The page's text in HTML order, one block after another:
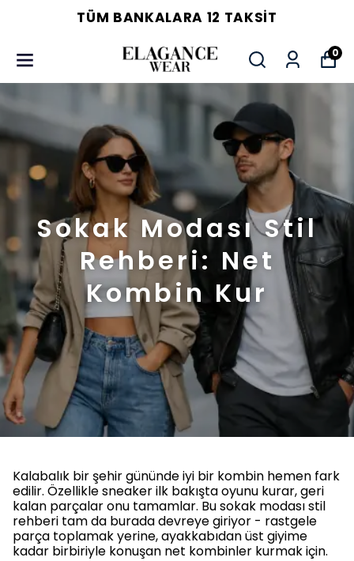
TÜM BANKALARA 12 TAKSIT
0
Sokak Modası Stil
Rehberi: Net
Kombin Kur
Kalabalık bir şehir gününde iyi bir kombin hemen fark
edilir. Özellikle sneaker ilk bakışta oyunu kurar, geri
kalan parçalar onu tamamlar. Bu sokak modası stil
rehberi tam da burada devreye giriyor - rastgele
parça toplamak yerine, ayakkabıdan üst giyime
kadar birbiriyle konuşan net kombinler kurmak için.